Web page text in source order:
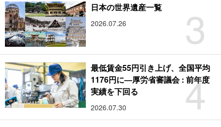
3
日本の世界遺産一覧
2026.07.26
4
最低賃金55円引き上げ、全国平均
1176円に―厚労省審議会 : 前年度
実績を下回る
2026.07.30